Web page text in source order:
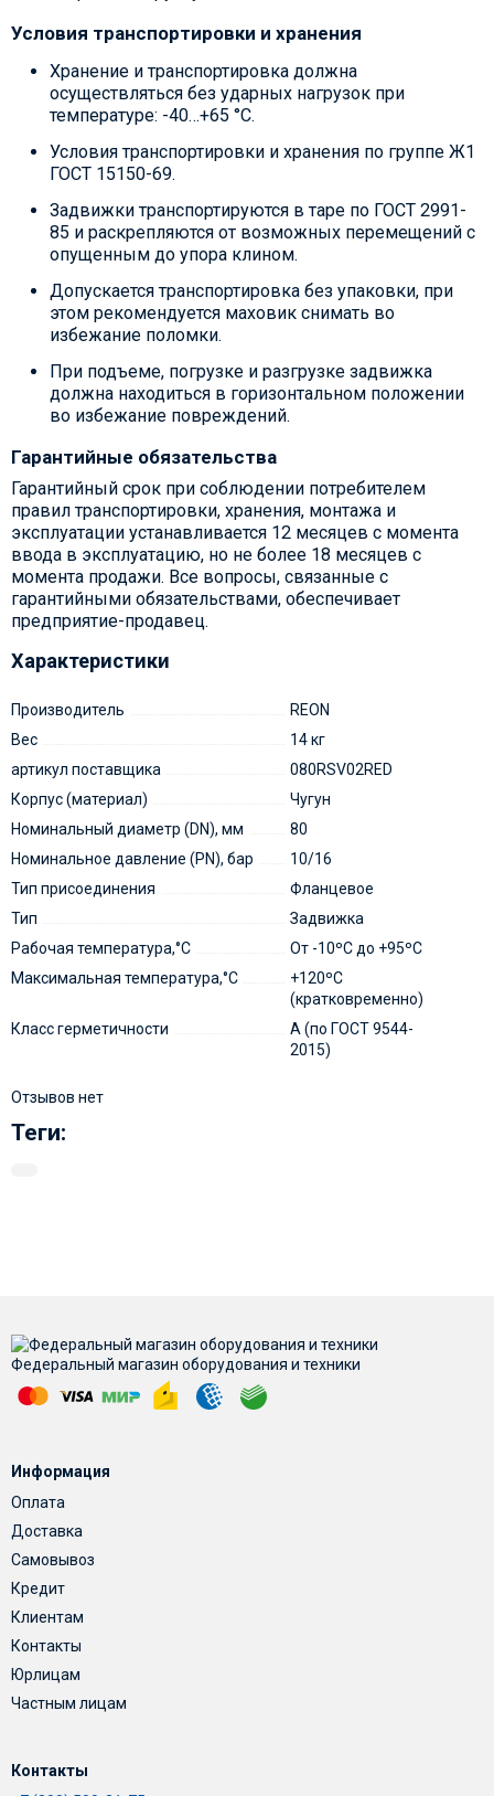
Условия транспортировки и хранения
Хранение и транспортировка должна
осуществляться без ударных нагрузок при
температуре: -40…+65 °С.
Условия транспортировки и хранения по группе Ж1
ГОСТ 15150-69.
Задвижки транспортируются в таре по ГОСТ 2991-
85 и раскрепляются от возможных перемещений с
опущенным до упора клином.
Допускается транспортировка без упаковки, при
этом рекомендуется маховик снимать во
избежание поломки.
При подъеме, погрузке и разгрузке задвижка
должна находиться в горизонтальном положении
во избежание повреждений.
Гарантийные обязательства
Гарантийный срок при соблюдении потребителем
правил транспортировки, хранения, монтажа и
эксплуатации устанавливается 12 месяцев с момента
ввода в эксплуатацию, но не более 18 месяцев с
момента продажи. Все вопросы, связанные с
гарантийными обязательствами, обеспечивает
предприятие-продавец.
Характеристики
Производитель
REON
Вес
14 кг
артикул поставщика
080RSV02RED
Корпус (материал)
Чугун
Номинальный диаметр (DN), мм
80
Номинальное давление (PN), бар
10/16
Тип присоединения
Фланцевое
Тип
Задвижка
Рабочая температура,°С
От -10ºС до +95ºС
Максимальная температура,°С
+120ºС
(кратковременно)
Класс герметичности
А (по ГОСТ 9544-
2015)
Отзывов нет
Теги:
Федеральный магазин оборудования и техники
Информация
Оплата
Доставка
Самовывоз
Кредит
Клиентам
Контакты
Юрлицам
Частным лицам
Контакты